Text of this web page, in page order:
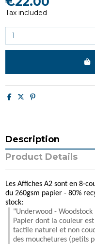
Tax included
Description
Product Details
Les Affiches A2 sont en 8-
du 260gsm papier - 80%
stock:
"Underwood - Woodstock
Papier dont la couleur
tactile naturel et non
des mouchetures (petits